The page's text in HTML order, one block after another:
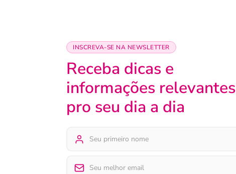
INSCREVA-SE NA NEWSLETTER
Receba dicas e
informações relevantes
pro seu dia a dia